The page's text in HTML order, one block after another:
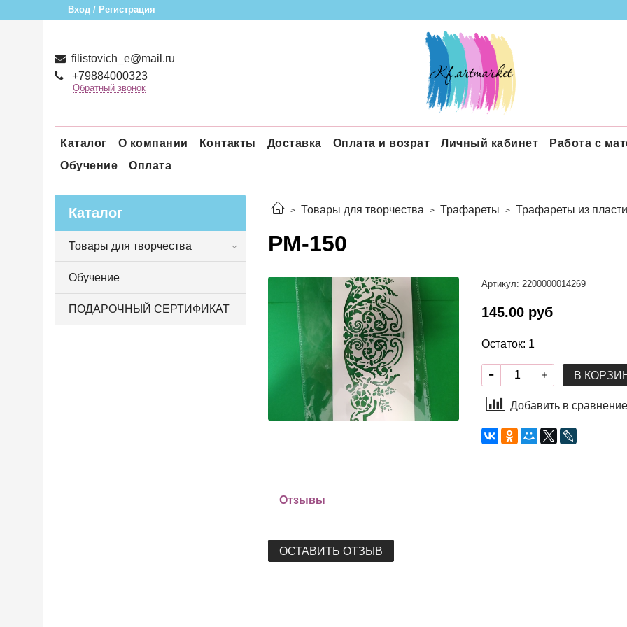
Вход / Регистрация
filistovich_e@mail.ru
+79884000323
Обратный звонок
Каталог О компании Контакты Доставка Оплата и возрат Личный кабинет
Работа с
Обучение
Оплата
Товары для творчества Трафареты Трафареты из
РМ-150
Артикул: 2200000014269
145.00 руб
Остаток: 1
В
Добавить в сравнение
Отзывы
ОСТАВИТЬ ОТЗЫВ
Каталог
Товары для творчества
Обучение
ПОДАРОЧНЫЙ СЕРТИФИКАТ